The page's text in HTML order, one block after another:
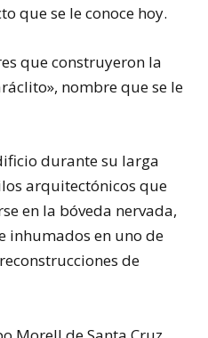
que se le conoce hoy.
que construyeron la
nombre que se le
durante su larga
arquitectónicos que
en la bóveda nervada,
inhumados en uno de
de